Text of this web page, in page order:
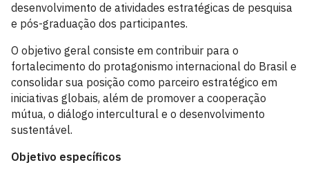
desenvolvimento de atividades estratégicas de pesquisa
e pós-graduação dos participantes.
O objetivo geral consiste em contribuir para o
fortalecimento do protagonismo internacional do Brasil e
consolidar sua posição como parceiro estratégico em
iniciativas globais, além de promover a cooperação
mútua, o diálogo intercultural e o desenvolvimento
sustentável.
Objetivo específicos